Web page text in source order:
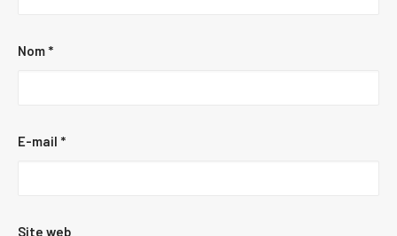
Nom *
E-mail *
Site web